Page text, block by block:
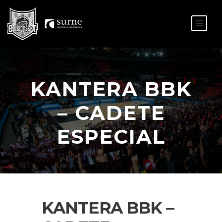
KANTERA BBK
– CADETE
ESPECIAL
KANTERA BBK –